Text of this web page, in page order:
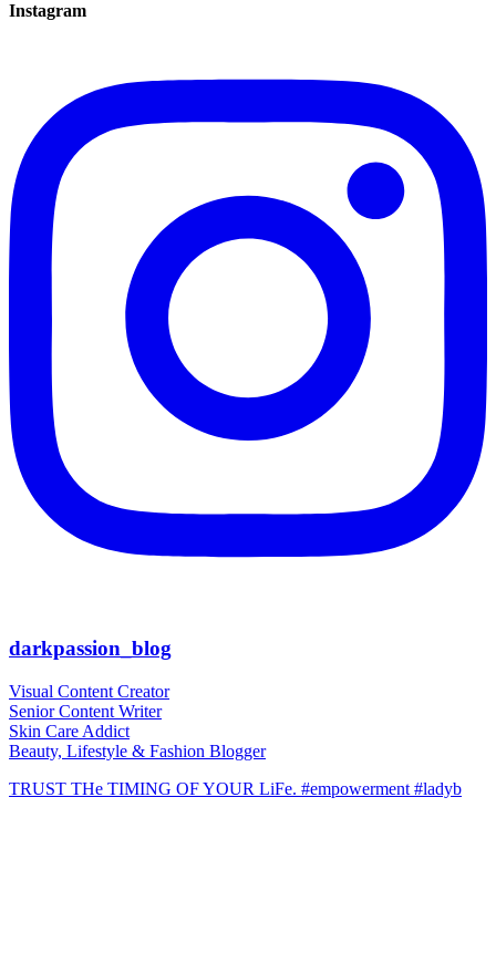
Instagram
darkpassion_blog
Visual Content Creator
Senior Content Writer
Skin Care Addict
Beauty, Lifestyle & Fashion Blogger
TRUST THe TIMING OF YOUR LiFe. #empowerment #ladyb